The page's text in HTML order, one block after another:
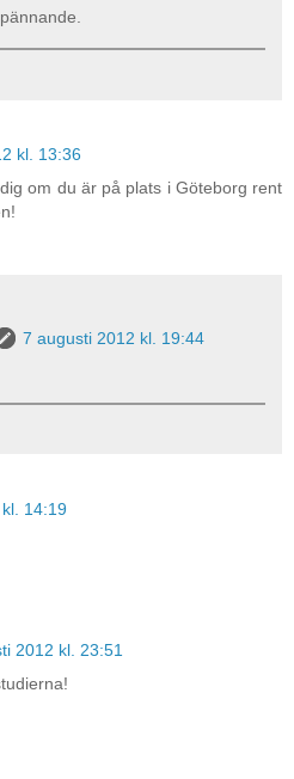
kl. 13:36
om du är på plats i Göteborg rent
7 augusti 2012 kl. 19:44
14:19
2012 kl. 23:51